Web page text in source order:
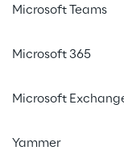
Microsoft Teams
Microsoft 365
Microsoft
Yammer